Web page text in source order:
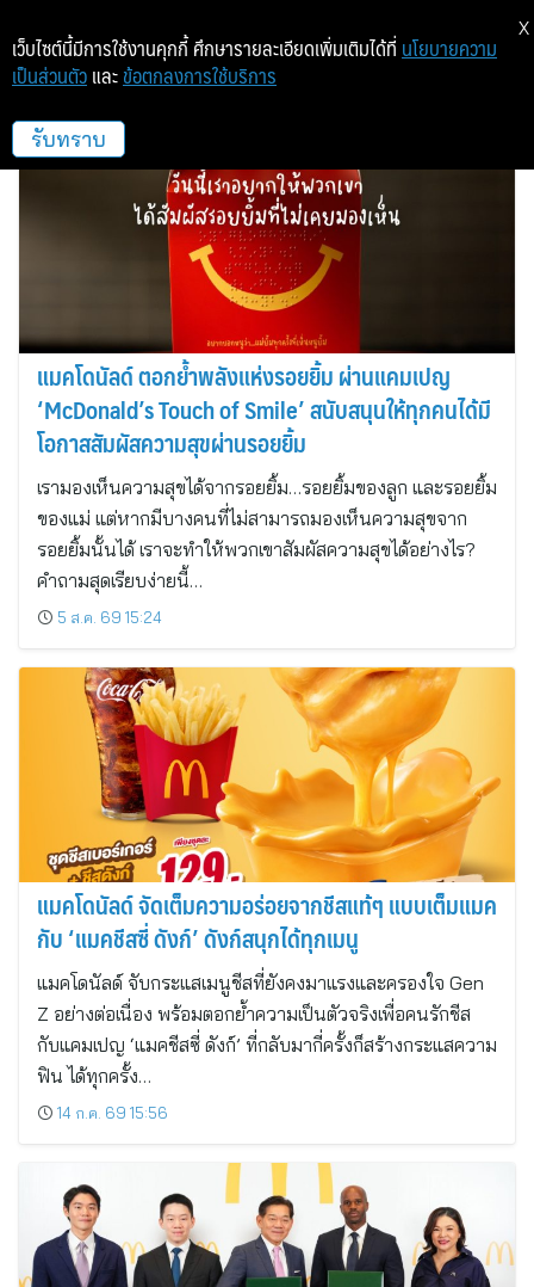
แมคไทย
แมคโดนัลด์ ตอกย้ำพลังแห่งรอยยิ้ม ผ่านแคมเปญ
‘McDonald’s Touch of Smile’ สนับสนุนให้ทุกคนได้มี
โอกาสสัมผัสความสุขผ่านรอยยิ้ม
เรามองเห็นความสุขได้จากรอยยิ้ม…รอยยิ้มของลูก และรอยยิ้ม
ของแม่ แต่หากมีบางคนที่ไม่สามารถมองเห็นความสุขจาก
รอยยิ้มนั้นได้ เราจะทำให้พวกเขาสัมผัสความสุขได้อย่างไร?
คำถามสุดเรียบง่ายนี้…
5 ส.ค. 69 15:24
แมคโดนัลด์ จัดเต็มความอร่อยจากชีสแท้ๆ แบบเต็มแมค
กับ ‘แมคชีสซี่ ดังก์’ ดังก์สนุกได้ทุกเมนู
แมคโดนัลด์ จับกระแสเมนูชีสที่ยังคงมาแรงและครองใจ Gen
Z อย่างต่อเนื่อง พร้อมตอกย้ำความเป็นตัวจริงเพื่อคนรักชีส
กับแคมเปญ ‘แมคชีสซี่ ดังก์’ ที่กลับมากี่ครั้งก็สร้างกระแสความ
ฟิน ได้ทุกครั้ง…
14 ก.ค. 69 15:56
เว็บไซต์นี้มีการใช้งานคุกกี้ ศึกษารายละเอียดเพิ่มเติมได้ที่ นโยบายความ
เป็นส่วนตัว และ ข้อตกลงการใช้บริการ
รับทราบ
X